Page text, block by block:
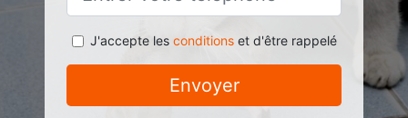
J'accepte les conditionset d'être rappelé
Envoyer